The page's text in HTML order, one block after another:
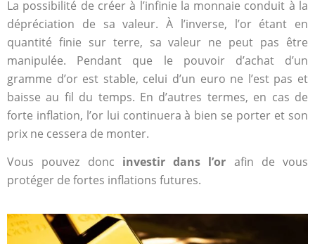
La possibilité de créer à l’infinie la monnaie conduit à la
dépréciation de sa valeur. À l’inverse, l’or étant en
quantité finie sur terre, sa valeur ne peut pas être
manipulée. Pendant que le pouvoir d’achat d’un
gramme d’or est stable, celui d’un euro ne l’est pas et
baisse au fil du temps. En d’autres termes, en cas de
forte inflation, l’or lui continuera à bien se porter et son
prix ne cessera de monter.
Vous pouvez donc investir dans l’or afin de vous
protéger de fortes inflations futures.